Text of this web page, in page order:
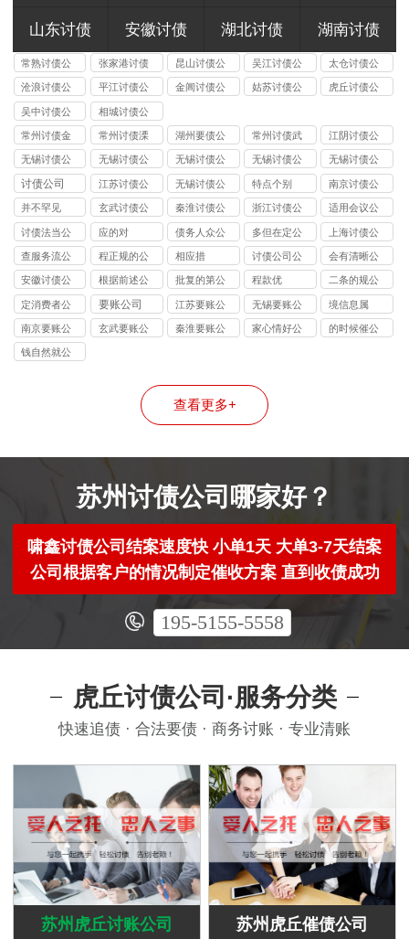
山东讨债 安徽讨债 湖北讨债 湖南讨债
常熟讨债公
司
张家港讨债
公司
昆山讨债公
司
吴江讨债公
司
太仓讨债公
司
沧浪讨债公
司
平江讨债公
司
金阊讨债公
姑苏讨债公
虎丘讨债公
吴中讨债公
司
相城讨债公
司
常州讨债金
坛公司
常州讨债溧
阳公司
湖州要债公
司
常州讨债武
进公司
江阴讨债公
司
无锡讨债公
司的法律风
险提示：债
权人需警惕
的连带责任
无锡讨债公
司能处理的
债务类型：
个人债、企
业债、特殊
债全覆盖
无锡讨债公
司收费标准
揭秘：
10%-40% 抽
成背后的逻
辑
无锡讨债公
司应对恶意
逃债的 3 种
合法手段详
解
无锡讨债公
司与律师事
务所的区
别：债务追
讨该选哪类
机构？
讨债公司
江苏讨债公
司
无锡讨债公
司
特点个别
南京讨债公
司
并不罕见
玄武讨债公
司
秦淮讨债公
司
浙江讨债公
司
适用会议公
司
讨债法当公
司
应的对
债务人众公
司
多但在定公
司
上海讨债公
司
查服务流公
司
程正规的公
司
相应措
讨债公司公
司
会有清晰公
司
安徽讨债公
司
根据前述公
司
批复的第公
司
程款优
二条的规公
司
定消费者公
司
要账公司
江苏要账公
司
无锡要账公
司
境信息属
南京要账公
司
玄武要账公
秦淮要账公
家心情好公
的时候催公
钱自然就公
查看更多+
苏州讨债公司哪家好？
啸鑫讨债公司结案速度快 小单1天 大单3-7天结案
公司根据客户的情况制定催收方案 直到收债成功
195-5155-5558
虎丘讨债公司·服务分类
快速追债 · 合法要债 · 商务讨账 · 专业清账
苏州虎丘讨账公司 苏州虎丘催债公司